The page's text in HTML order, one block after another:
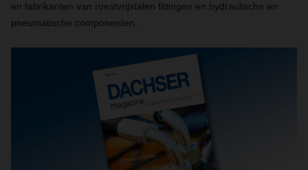
en fabrikanten van roestvrijstalen fittingen en hydraulische en
pneumatische componenten.